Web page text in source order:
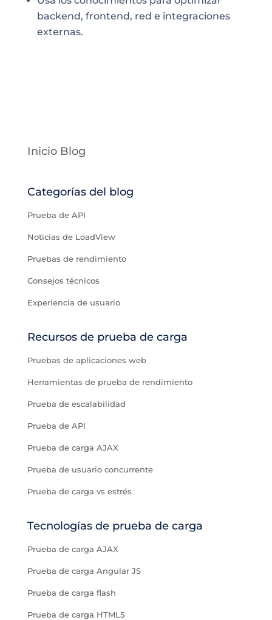
backend, frontend, red e integraciones
externas.
Inicio Blog
Categorías del blog
Prueba de API
Noticias de LoadView
Pruebas de rendimiento
Consejos técnicos
Experiencia de usuario
Recursos de prueba de carga
Pruebas de aplicaciones web
Herramientas de prueba de rendimiento
Prueba de escalabilidad
Prueba de API
Prueba de carga AJAX
Prueba de usuario concurrente
Prueba de carga vs estrés
Tecnologías de prueba de carga
Prueba de carga AJAX
Prueba de carga Angular JS
Prueba de carga flash
Prueba de carga HTML5